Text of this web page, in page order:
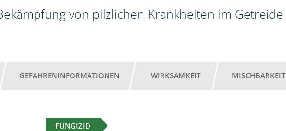
von pilzlichen Krankheiten im Getreide
GEFAHRENINFORMATIONEN WIRKSAMKEIT MISCHBARKEIT
FUNGIZID